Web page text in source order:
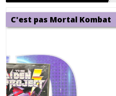
C'est pas Mortal Kombat